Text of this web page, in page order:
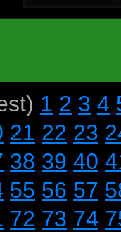
1 2 3 4
21 22 23
38 39 40
55 56 57
72 73 74